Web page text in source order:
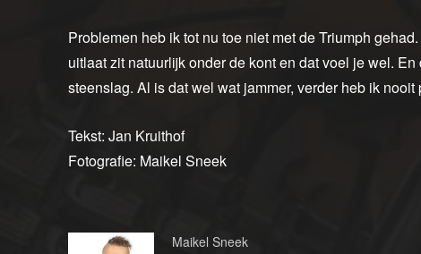
Problemen heb ik tot nu toe niet met de Triumph
uitlaat zit natuurlijk onder de kont en dat voel je wel.
steenslag. Al is dat wel wat jammer, verder heb ik
Tekst: Jan Kruithof
Fotografie: Maikel Sneek
Maikel Sneek